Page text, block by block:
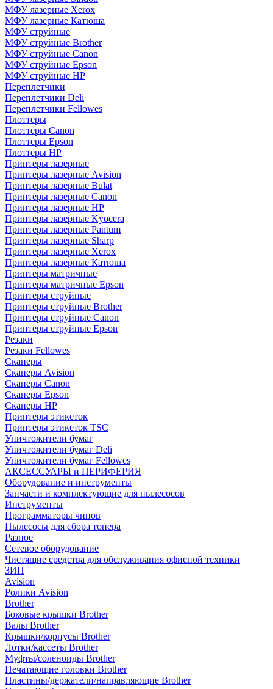
МФУ лазерные Xerox
МФУ лазерные Катюша
МФУ струйные
МФУ струйные Brother
МФУ струйные Canon
МФУ струйные Epson
МФУ струйные HP
Переплетчики
Переплетчики Deli
Переплетчики Fellowes
Плоттеры
Плоттеры Canon
Плоттеры Epson
Плоттеры HP
Принтеры лазерные
Принтеры лазерные Avision
Принтеры лазерные Bulat
Принтеры лазерные Canon
Принтеры лазерные HP
Принтеры лазерные Kyocera
Принтеры лазерные Pantum
Принтеры лазерные Sharp
Принтеры лазерные Xerox
Принтеры лазерные Катюша
Принтеры матричные
Принтеры матричные Epson
Принтеры струйные
Принтеры струйные Brother
Принтеры струйные Canon
Принтеры струйные Epson
Резаки
Резаки Fellowes
Сканеры
Сканеры Avision
Сканеры Canon
Сканеры Epson
Сканеры HP
Принтеры этикеток
Принтеры этикеток TSC
Уничтожители бумаг
Уничтожители бумаг Deli
Уничтожители бумаг Fellowes
АКСЕССУАРЫ и ПЕРИФЕРИЯ
Оборудование и инструменты
Запчасти и комплектующие для пылесосов
Инструменты
Программаторы чипов
Пылесосы для сбора тонера
Разное
Сетевое оборудование
Чистящие средства для обслуживания офисной техники
ЗИП
Avision
Ролики Avision
Brother
Боковые крышки Brother
Валы Brother
Крышки/корпусы Brother
Лотки/кассеты Brother
Муфты/соленоиды Brother
Печатающие головки Brother
Пластины/держатели/направляющие Brother